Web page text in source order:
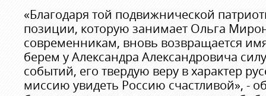
«Благодаря той подвижнической
позиции, которую занимает Ольга
современникам, вновь возвращается
берем у Александра Александровича
событий, его твердую веру в характер
миссию увидеть Россию счастливой», -